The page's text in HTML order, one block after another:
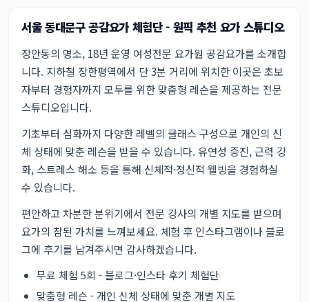
서울 동대문구 공감요가 체험단 - 원픽 추천 요가 스튜디오
장안동의 명소, 18년 운영 여성전문 요가원 공감요가를 소개합
니다. 지하철 장한평역에서 단 3분 거리에 위치한 이곳은 초보
자부터 경험자까지 모두를 위한 맞춤형 레슨을 제공하는 전문
스튜디오입니다.
기초부터 심화까지 다양한 레벨의 클래스 구성으로 개인의 신
체 상태에 맞춘 레슨을 받을 수 있습니다. 유연성 증진, 근력 강
화, 스트레스 해소 등을 통해 신체적·정신적 웰빙을 경험하실
수 있습니다.
편안하고 차분한 분위기에서 전문 강사의 개별 지도를 받으며
요가의 참된 가치를 느껴보세요. 체험 후 인스타그램이나 블로
그에 후기를 남겨주시면 감사하겠습니다.
무료 체험 5회 - 블로그·인스타 후기 체험단
맞춤형 레슨 - 개인 신체 상태에 맞춘 개별 지도